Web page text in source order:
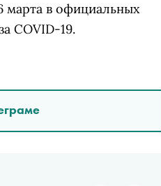
марта в официальных
COVID-19.